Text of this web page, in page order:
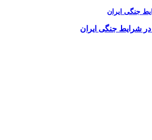
شرایط جنگی ایران